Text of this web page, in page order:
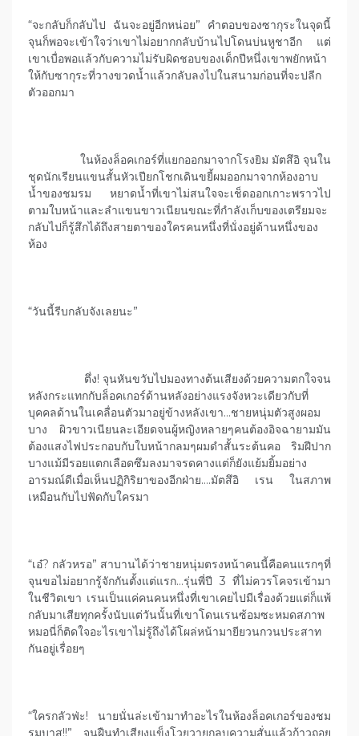
“จะกลับก็กลับไป ฉันจะอยู่อีกหน่อย” คำตอบของซากุระในจุดนี้
จุนก็พอจะเข้าใจว่าเขาไม่อยากกลับบ้านไปโดนบ่นหูชาอีก แต่
เขาเบื่อพอแล้วกับความไม่รับผิดชอบของเด็กปีหนึ่งเขาพยักหน้า
ให้กับซากุระที่วางขวดน้ำแล้วกลับลงไปในสนามก่อนที่จะปลีก
ตัวออกมา
ในห้องล็อคเกอร์ที่แยกออกมาจากโรงยิม มัตสึอิ จุนใน
ชุดนักเรียนแขนสั้นหัวเปียกโชกเดินขยี้ผมออกมาจากห้องอาบ
น้ำของชมรม หยาดน้ำที่เขาไม่สนใจจะเช็ดออกเกาะพราวไป
ตามใบหน้าและลำแขนขาวเนียนขณะที่กำลังเก็บของเตรียมจะ
กลับไปก็รู้สึกได้ถึงสายตาของใครคนหนึ่งที่นั่งอยู่ด้านหนึ่งของ
ห้อง
“วันนี้รีบกลับจังเลยนะ”
ตึ่ง! จุนหันขวับไปมองทางต้นเสียงด้วยความตกใจจน
หลังกระแทกกับล็อคเกอร์ด้านหลังอย่างแรงจังหวะเดียวกับที่
บุคคลด้านในเคลื่อนตัวมาอยู่ข้างหลังเขา…ชายหนุ่มตัวสูงผอม
บาง ผิวขาวเนียนละเอียดจนผู้หญิงหลายๆคนต้องอิจฉายามมัน
ต้องแสงไฟประกอบกับใบหน้ากลมๆผมดำสั้นระต้นคอ ริมฝีปาก
บางแม้มีรอยแตกเลือดซึมลงมาจรดคางแต่ก็ยังแย้มยิ้มอย่าง
อารมณ์ดีเมื่อเห็นปฏิกิริยาของอีกฝ่าย….มัตสึอิ เรน ในสภาพ
เหมือนกับไปฟัดกับใครมา
“เอ๋? กลัวหรอ” สาบานได้ว่าชายหนุ่มตรงหน้าคนนี้คือคนแรกๆที่
จุนขอไม่อยากรู้จักกันตั้งแต่แรก…รุ่นพี่ปี 3 ที่ไม่ควรโคจรเข้ามา
ในชีวิตเขา เรนเป็นแค่คนคนหนึ่งที่เขาเคยไปมีเรื่องด้วยแต่ก็แพ้
กลับมาเสียทุกครั้งนับแต่วันนั้นที่เขาโดนเรนซ้อมซะหมดสภาพ
หมอนี่ก็ติดใจอะไรเขาไม่รู้ถึงได้โผล่หน้ามายียวนกวนประสาท
กันอยู่เรื่อยๆ
“ใครกลัวฟ่ะ! นายนั่นล่ะเข้ามาทำอะไรในห้องล็อคเกอร์ของชม
รมบาส!!” จุนฝืนทำเสียงแข็งโวยวายกลบความสั่นแล้วก้าวถอย